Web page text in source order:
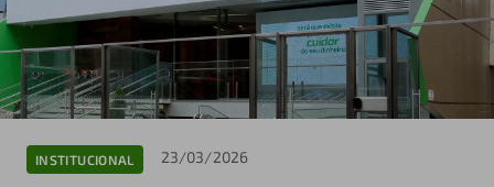
INSTITUCIONAL 23/03/2026